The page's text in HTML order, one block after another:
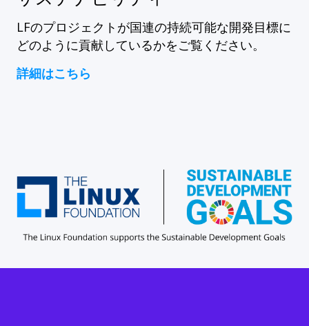
LFのプロジェクトが国連の持続可能な開発目標に
どのように貢献しているかをご覧ください。
詳細はこちら